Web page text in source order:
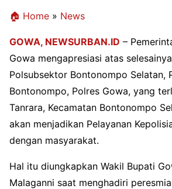
🏠 Home » News
GOWA, NEWSURBAN.ID –
Gowa mengapresiasi atas
Polsubsektor Bontonompo Selatan,
Bontonompo, Polres Gowa, yang
Tanrara, Kecamatan Bontonompo
akan menjadikan Pelayanan
dengan masyarakat.
Hal itu diungkapkan Wakil Bupati
Malaganni saat menghadiri